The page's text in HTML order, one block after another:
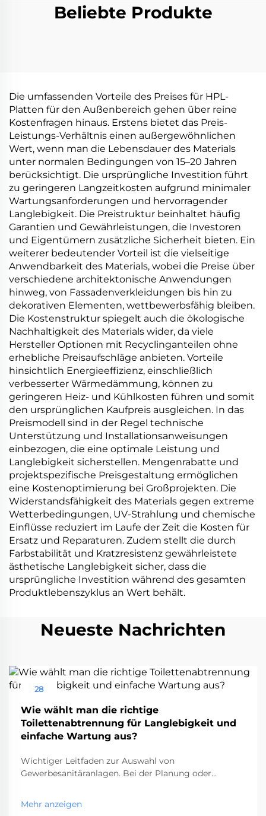
Beliebte Produkte
Die umfassenden Vorteile des Preises für HPL-
Platten für den Außenbereich gehen über reine
Kostenfragen hinaus. Erstens bietet das Preis-
Leistungs-Verhältnis einen außergewöhnlichen
Wert, wenn man die Lebensdauer des Materials
unter normalen Bedingungen von 15–20 Jahren
berücksichtigt. Die ursprüngliche Investition führt
zu geringeren Langzeitkosten aufgrund minimaler
Wartungsanforderungen und hervorragender
Langlebigkeit. Die Preistruktur beinhaltet häufig
Garantien und Gewährleistungen, die Investoren
und Eigentümern zusätzliche Sicherheit bieten. Ein
weiterer bedeutender Vorteil ist die vielseitige
Anwendbarkeit des Materials, wobei die Preise über
verschiedene architektonische Anwendungen
hinweg, von Fassadenverkleidungen bis hin zu
dekorativen Elementen, wettbewerbsfähig bleiben.
Die Kostenstruktur spiegelt auch die ökologische
Nachhaltigkeit des Materials wider, da viele
Hersteller Optionen mit Recyclinganteilen ohne
erhebliche Preisaufschläge anbieten. Vorteile
hinsichtlich Energieeffizienz, einschließlich
verbesserter Wärmedämmung, können zu
geringeren Heiz- und Kühlkosten führen und somit
den ursprünglichen Kaufpreis ausgleichen. In das
Preismodell sind in der Regel technische
Unterstützung und Installationsanweisungen
einbezogen, die eine optimale Leistung und
Langlebigkeit sicherstellen. Mengenrabatte und
projektspezifische Preisgestaltung ermöglichen
eine Kostenoptimierung bei Großprojekten. Die
Widerstandsfähigkeit des Materials gegen extreme
Wetterbedingungen, UV-Strahlung und chemische
Einflüsse reduziert im Laufe der Zeit die Kosten für
Ersatz und Reparaturen. Zudem stellt die durch
Farbstabilität und Kratzresistenz gewährleistete
ästhetische Langlebigkeit sicher, dass die
ursprüngliche Investition während des gesamten
Produktlebenszyklus an Wert behält.
Neueste Nachrichten
28
Wie wählt man die richtige
Toilettenabtrennung für Langlebigkeit und
einfache Wartung aus?
Wichtiger Leitfaden zur Auswahl von
Gewerbesanitäranlagen. Bei der Planung oder
der richtigen Toilettenkabine eine entscheidende
Entscheidung, die sowohl die Funktionalität als auch
Mehr anzeigen